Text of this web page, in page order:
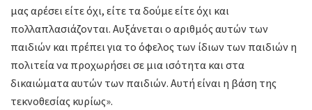
μας αρέσει είτε όχι, είτε τα δούμε είτε όχι και
πολλαπλασιάζονται. Αυξάνεται ο αριθμός αυτών των
παιδιών και πρέπει για το όφελος των ίδιων των παιδιών η
πολιτεία να προχωρήσει σε μια ισότητα και στα
δικαιώματα αυτών των παιδιών. Αυτή είναι η βάση της
τεκνοθεσίας κυρίως».